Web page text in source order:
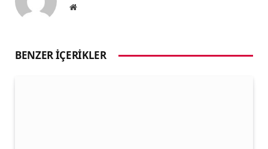
Website
BENZER İÇERIKLER